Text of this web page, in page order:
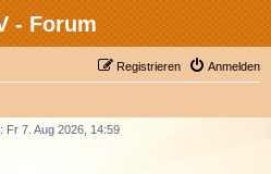
- Forum
Anmelden
Registrieren
Fr 7. Aug 2026, 14:59